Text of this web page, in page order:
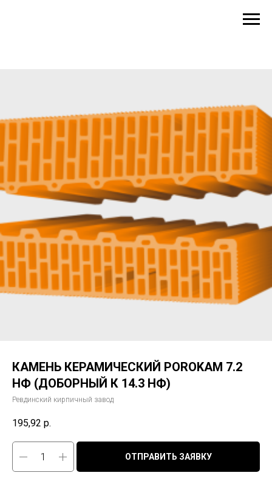
КАМЕНЬ КЕРАМИЧЕСКИЙ POROKAM 7.2
НФ (ДОБОРНЫЙ К 14.3 НФ)
Ревдинский кирпичный завод
195,92 р.
ОТПРАВИТЬ ЗАЯВКУ